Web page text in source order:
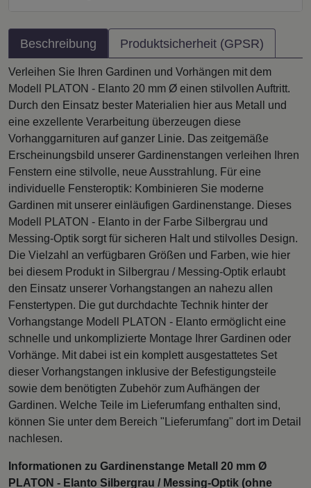
Beschreibung Produktsicherheit (GPSR)
Verleihen Sie Ihren Gardinen und Vorhängen mit dem
Modell PLATON - Elanto 20 mm Ø einen stilvollen Auftritt.
Durch den Einsatz bester Materialien hier aus Metall und
eine exzellente Verarbeitung überzeugen diese
Vorhanggarnituren auf ganzer Linie. Das zeitgemäße
Erscheinungsbild unserer Gardinenstangen verleihen Ihren
Fenstern eine stilvolle, neue Ausstrahlung. Für eine
individuelle Fensteroptik: Kombinieren Sie moderne
Gardinen mit unserer einläufigen Gardinenstange. Dieses
Modell PLATON - Elanto in der Farbe Silbergrau und
Messing-Optik sorgt für sicheren Halt und stilvolles Design.
Die Vielzahl an verfügbaren Größen und Farben, wie hier
bei diesem Produkt in Silbergrau / Messing-Optik erlaubt
den Einsatz unserer Vorhangstangen an nahezu allen
Fenstertypen. Die gut durchdachte Technik hinter der
Vorhangstange Modell PLATON - Elanto ermöglicht eine
schnelle und unkomplizierte Montage Ihrer Gardinen oder
Vorhänge. Mit dabei ist ein komplett ausgestattetes Set
dieser Vorhangstangen inklusive der Befestigungsteile
sowie dem benötigten Zubehör zum Aufhängen der
Gardinen. Welche Teile im Lieferumfang enthalten sind,
können Sie unter dem Bereich "Lieferumfang" dort im Detail
nachlesen.
Informationen zu Gardinenstange Metall 20 mm Ø
PLATON - Elanto Silbergrau / Messing-Optik (ohne